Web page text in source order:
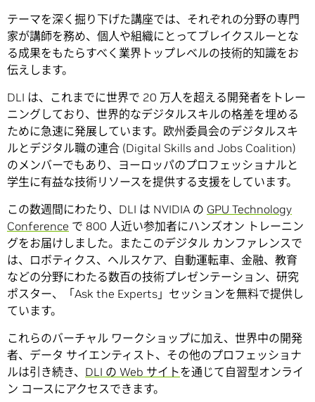
テーマを深く掘り下げた講座では、それぞれの分野の専門
家が講師を務め、個人や組織にとってブレイクスルーとな
る成果をもたらすべく業界トップレベルの技術的知識をお
伝えします。
DLI は、これまでに世界で 20 万人を超える開発者をトレー
ニングしており、世界的なデジタルスキルの格差を埋める
ために急速に発展しています。欧州委員会のデジタルスキ
ルとデジタル職の連合 (Digital Skills and Jobs Coalition)
のメンバーでもあり、ヨーロッパのプロフェッショナルと
学生に有益な技術リソースを提供する支援をしています。
この数週間にわたり、DLI は NVIDIA の GPU Technology
Conference で 800 人近い参加者にハンズオン トレーニン
グをお届けしました。またこのデジタル カンファレンスで
は、ロボティクス、ヘルスケア、自動運転車、金融、教育
などの分野にわたる数百の技術プレゼンテーション、研究
ポスター、「Ask the Experts」セッションを無料で提供し
ています。
これらのバーチャル ワークショップに加え、世界中の開発
者、データ サイエンティスト、その他のプロフェッショナ
ルは引き続き、 DLI の Web サイトを通じて自習型オンライ
ン コースにアクセスできます。